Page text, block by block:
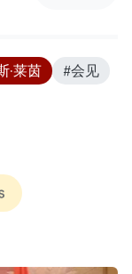
·莱茵
#会见